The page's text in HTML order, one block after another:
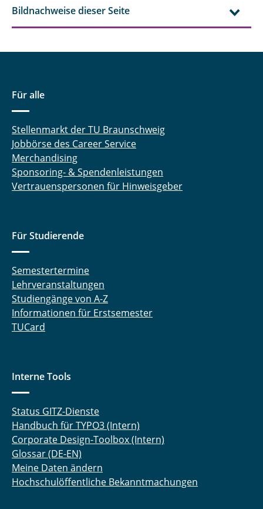
Bildnachweise dieser Seite
Für alle
Stellenmarkt der TU Braunschweig
Jobbörse des Career Service
Merchandising
Sponsoring- & Spendenleistungen
Vertrauenspersonen für Hinweisgeber
Für Studierende
Semestertermine
Lehrveranstaltungen
Studiengänge von A-Z
Informationen für Erstsemester
TUCard
Interne Tools
Status GITZ-Dienste
Handbuch für TYPO3 (Intern)
Corporate Design-Toolbox (Intern)
Glossar (DE-EN)
Meine Daten ändern
Hochschulöffentliche Bekanntmachungen